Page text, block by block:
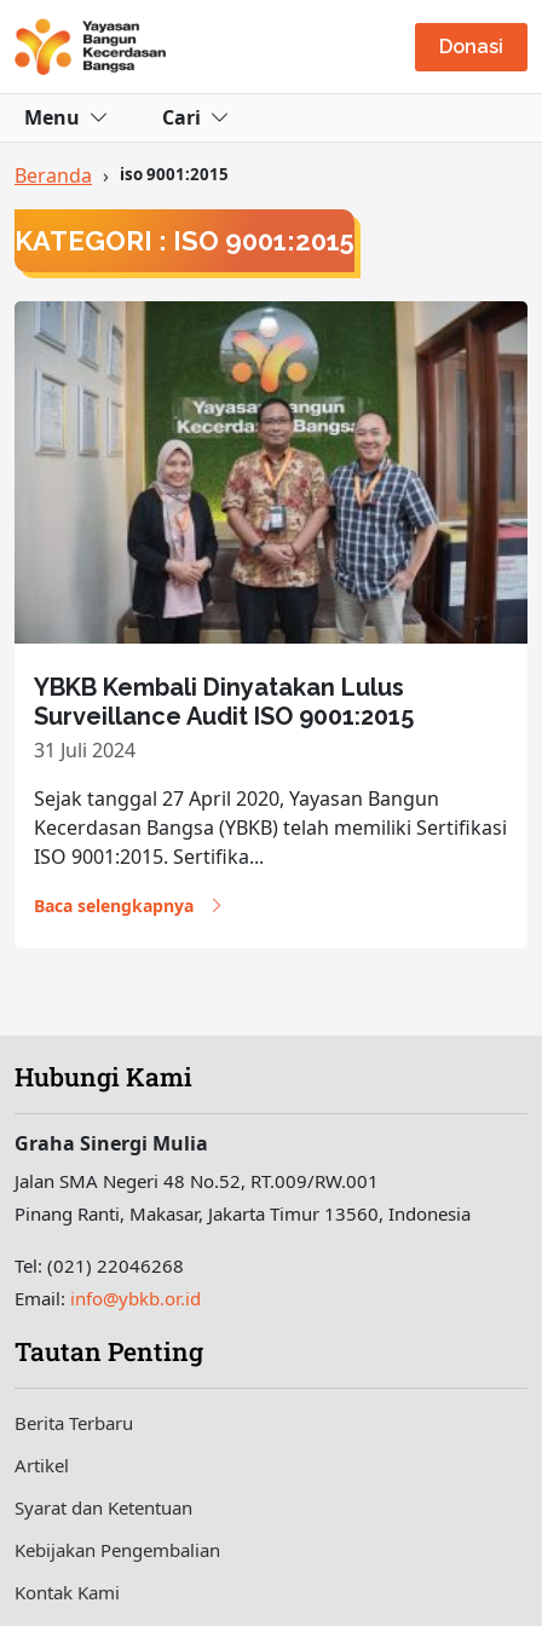
Donasi
Menu Cari
Beranda › iso 9001:2015
KATEGORI : ISO 9001:2015
YBKB Kembali Dinyatakan Lulus
Surveillance Audit ISO 9001:2015
31 Juli 2024
Sejak tanggal 27 April 2020, Yayasan Bangun
Kecerdasan Bangsa (YBKB) telah memiliki Sertifikasi
ISO 9001:2015. Sertifika...
Baca selengkapnya
Hubungi Kami
Graha Sinergi Mulia
Jalan SMA Negeri 48 No.52, RT.009/RW.001
Pinang Ranti, Makasar, Jakarta Timur 13560, Indonesia
Tel: (021) 22046268
Email: info@ybkb.or.id
Tautan Penting
Berita Terbaru
Artikel
Syarat dan Ketentuan
Kebijakan Pengembalian
Kontak Kami